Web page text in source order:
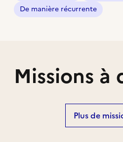
De manière récurrente
Missions à
Plus de